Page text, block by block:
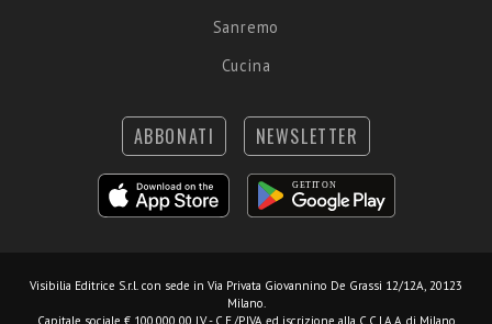
Sanremo
Cucina
ABBONATI NEWSLETTER
Visibilia Editrice S.r.l. con sede in Via Privata Giovannino De Grassi 12/12A, 20123
Milano.